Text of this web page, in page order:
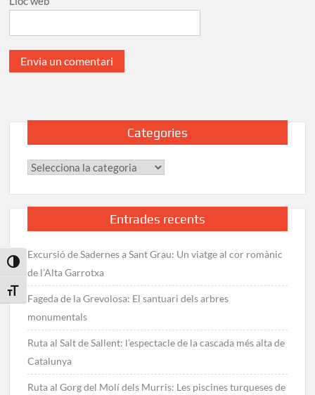
Toggle High Contrast
Toggle Font size
Categories
Categories
Entrades recents
Excursió de Sadernes a Sant Grau: Un viatge al cor romànic
de l’Alta Garrotxa
Fageda de la Grevolosa: El santuari dels arbres
monumentals
Ruta al Salt de Sallent: l’espectacle de la cascada més alta de
Catalunya
Ruta al Gorg del Molí dels Murris: Les piscines turqueses de